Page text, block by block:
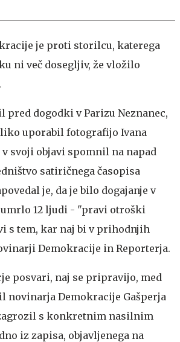
je proti storilcu, katerega
ni več dosegljiv, že vložilo
pred dogodki v Parizu Neznanec,
uporabil fotografijo Ivana
svoji objavi spomnil na napad
satiričnega časopisa
je, da je bilo dogajanje v
12 ljudi - "pravi otroški
s tem, kar naj bi v prihodnjih
Demokracije in Reporterja.
posvari, naj se pripravijo, med
novinarja Demokracije Gašperja
s konkretnim nasilnim
iz zapisa, objavljenega na